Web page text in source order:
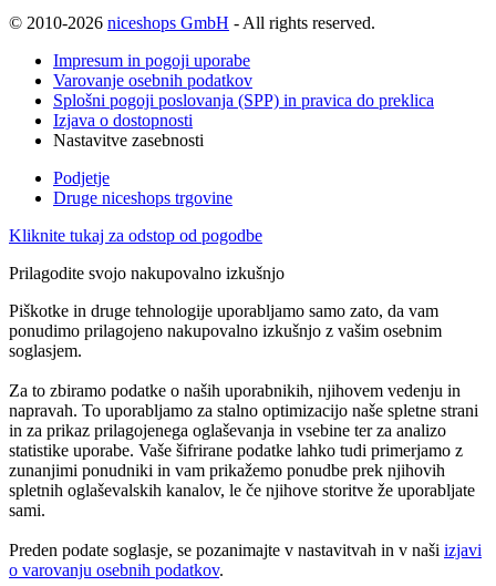
© 2010-2026 niceshops GmbH - All rights reserved.
Impresum in pogoji uporabe
Varovanje osebnih podatkov
Splošni pogoji poslovanja (SPP) in pravica do preklica
Izjava o dostopnosti
Nastavitve zasebnosti
Podjetje
Druge niceshops trgovine
Kliknite tukaj za odstop od pogodbe
Prilagodite svojo nakupovalno izkušnjo
Piškotke in druge tehnologije uporabljamo samo zato, da vam
ponudimo prilagojeno nakupovalno izkušnjo z vašim osebnim
soglasjem.
Za to zbiramo podatke o naših uporabnikih, njihovem vedenju in
napravah. To uporabljamo za stalno optimizacijo naše spletne strani
in za prikaz prilagojenega oglaševanja in vsebine ter za analizo
statistike uporabe. Vaše šifrirane podatke lahko tudi primerjamo z
zunanjimi ponudniki in vam prikažemo ponudbe prek njihovih
spletnih oglaševalskih kanalov, le če njihove storitve že uporabljate
sami.
Preden podate soglasje, se pozanimajte v nastavitvah in v naši izjavi
o varovanju osebnih podatkov.